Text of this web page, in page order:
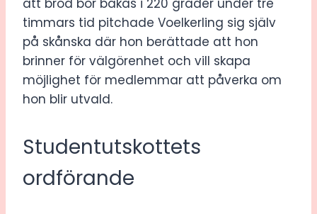
att bröd bör bakas i 220 grader under tre
timmars tid pitchade Voelkerling sig själv
på skånska där hon berättade att hon
brinner för välgörenhet och vill skapa
möjlighet för medlemmar att påverka om
hon blir utvald.
Studentutskottets
ordförande